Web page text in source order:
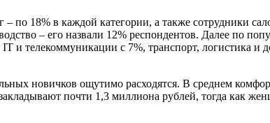
по 18% в каждой категории, а также сотрудники
– его назвали 12% респондентов. Далее по
и телекоммуникации с 7%, транспорт, логистика и
новичков ощутимо расходятся. В среднем
почти 1,3 миллиона рублей, тогда как